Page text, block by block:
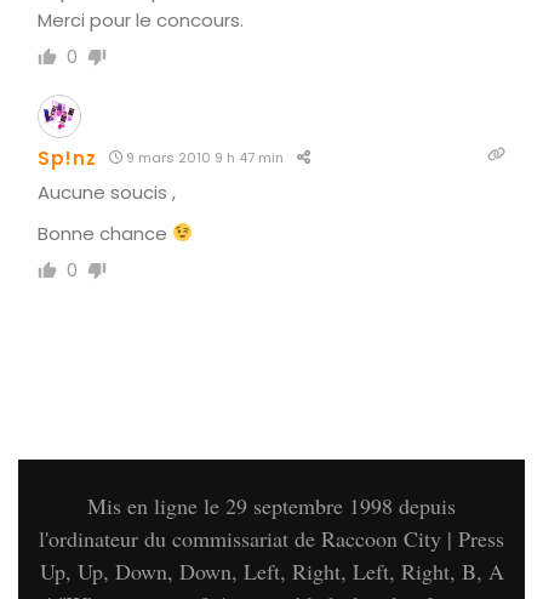
Merci pour le concours.
0
Sp!nz 9 mars 2010 9 h 47 min
Aucune soucis ,
Bonne chance
0
Mis en ligne le 29 septembre 1998 depuis
l'ordinateur du commissariat de Raccoon City | Press
Up, Up, Down, Down, Left, Right, Left, Right, B, A